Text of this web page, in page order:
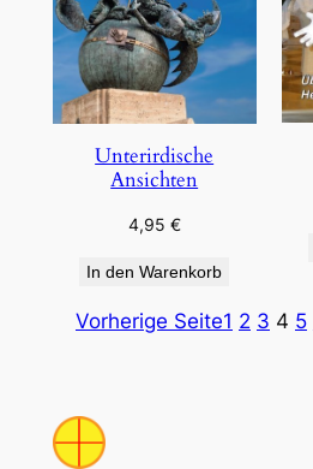
Unterirdische
Ansichten
4,95 €
In den Warenkorb
Vorherige Seite1 2 3 4 5